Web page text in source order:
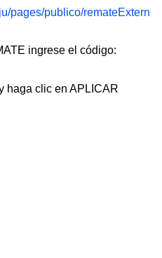
pages/publico/remateExtern
ingrese el código:
haga clic en APLICAR